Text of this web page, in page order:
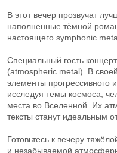
В этот вечер прозвучат
наполненные тёмной
настоящего symphonic
Специальный гость
(atmospheric metal). В
элементы прогрессивного
исследуя темы космоса,
места во Вселенной. Их
тексты станут идеальным
Готовьтесь к вечеру
и незабываемой